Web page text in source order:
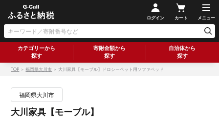
ログイン カート メニュー
カテゴリーから
探す
寄附金額から
探す
自治体から
探す
TOP ＞福岡県大川市 ＞ 大川家具【モーブル】ドロシーペット用ソファベッド
福岡県大川市
大川家具【モーブル】